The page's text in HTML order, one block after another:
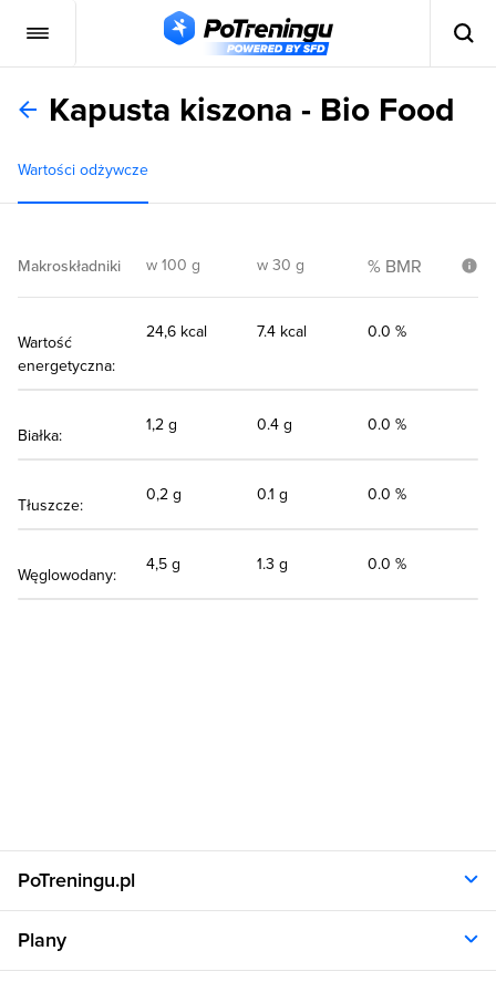
Kapusta kiszona - Bio Food
Wartości odżywcze
Makroskładniki w 100 g w 30 g % BMR
Wartość
energetyczna:
24,6 kcal 7.4 kcal 0.0 %
Białka:
1,2 g 0.4 g 0.0 %
Tłuszcze:
0,2 g 0.1 g 0.0 %
Węglowodany:
4,5 g 1.3 g 0.0 %
PoTreningu.pl
Polityka prywatności
Regulamin
Plany